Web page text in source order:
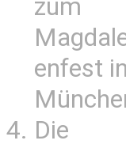
zum
enfest in
Die